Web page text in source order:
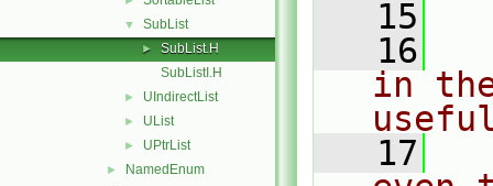
▼ SubList
►
SubList.H
SubListI.H
► UIndirectList
► UList
► UPtrList
► NamedEnum
   15
   16
in
   17